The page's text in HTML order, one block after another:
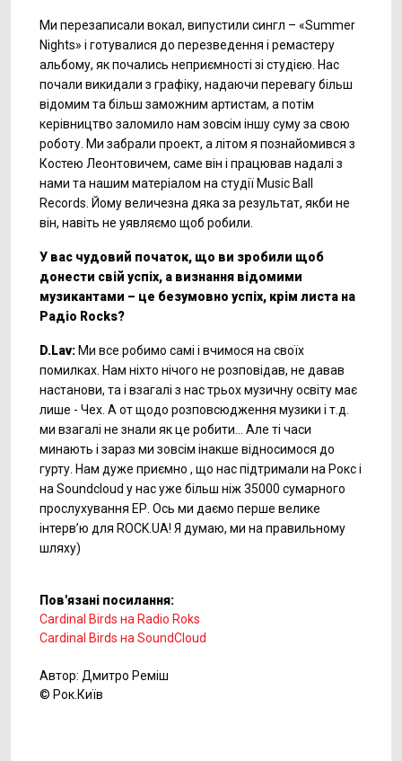
Ми перезаписали вокал, випустили сингл – «Summer
Nights» і готувалися до перезведення і ремастеру
альбому, як почались неприємності зі студією. Нас
почали викидали з графіку, надаючи перевагу більш
відомим та більш заможним артистам, а потім
керівництво заломило нам зовсім іншу суму за свою
роботу. Ми забрали проект, а літом я познайомився з
Костею Леонтовичем, саме він і працював надалі з
нами та нашим матеріалом на студії Music Ball
Records. Йому величезна дяка за результат, якби не
він, навіть не уявляємо щоб робили.
У вас чудовий початок, що ви зробили щоб
донести свій успіх, а визнання відомими
музикантами – це безумовно успіх, крім листа на
Радіо Rocks?
D.Lav: Ми все робимо самі і вчимося на своїх
помилках. Нам ніхто нічого не розповідав, не давав
настанови, та і взагалі з нас трьох музичну освіту має
лише - Чех. А от щодо розповсюдження музики і т.д.
ми взагалі не знали як це робити... Але ті часи
минають і зараз ми зовсім інакше відносимося до
гурту. Нам дуже приємно , що нас підтримали на Рокс і
на Soundcloud у нас уже більш ніж 35000 сумарного
прослухування ЕР. Ось ми даємо перше велике
інтерв’ю для ROCK.UA! Я думаю, ми на правильному
шляху)
Пов'язані посилання:
Cardinal Birds на Radio Roks
Cardinal Birds на SoundCloud
Автор: Дмитро Реміш
© Рок.Київ